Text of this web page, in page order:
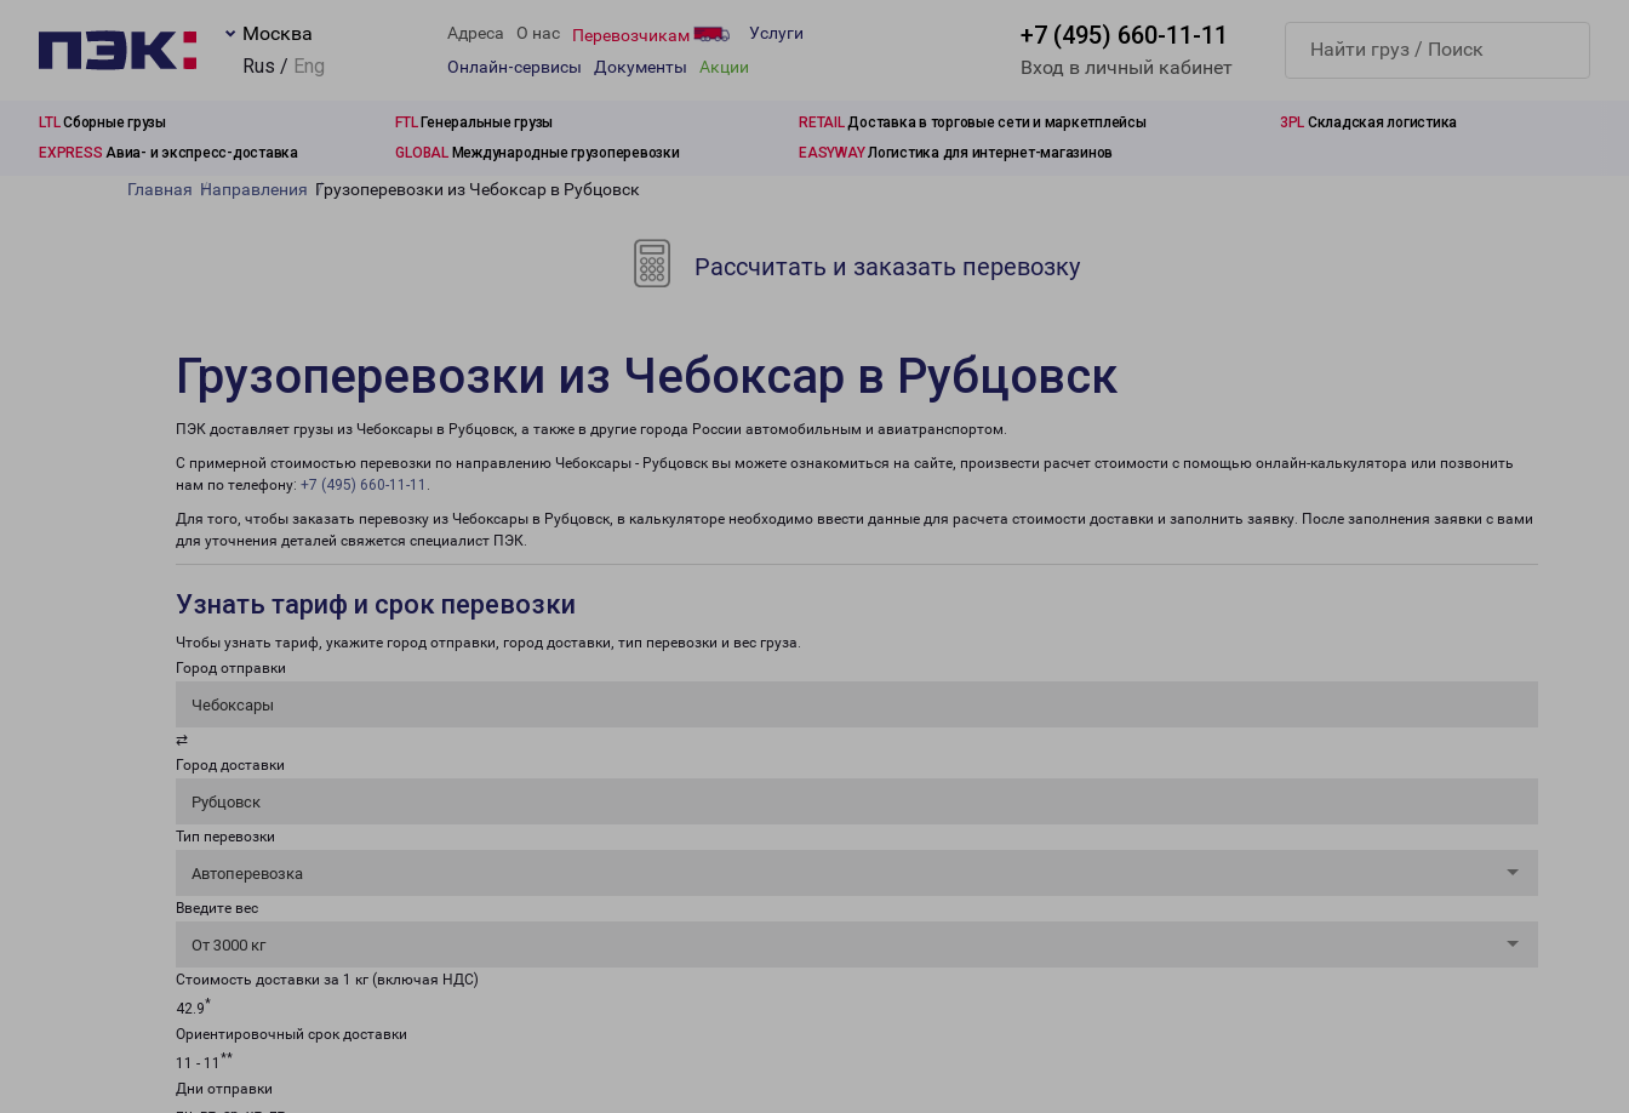
Москва
Rus / Eng
Адреса О нас Перевозчикам
Услуги
Онлайн-сервисы
Документы Акции
+7 (495) 660-11-11
Вход в личный кабинет
LTLСборные грузы FTLГенеральные грузы RETAILДоставка в торговые сети и маркетплейсы 3PL Складская логистика
EXPRESS Авиа- и экспресс-доставка GLOBALМеждународные грузоперевозки EASYWAYЛогистика для интернет-магазинов
Главная Направления Грузоперевозки из Чебоксар в Рубцовск
Рассчитать и заказать перевозку
Грузоперевозки из Чебоксар в Рубцовск
ПЭК доставляет грузы из Чебоксары в Рубцовск, а также в другие города России автомобильным и авиатранспортом.
С примерной стоимостью перевозки по направлению Чебоксары - Рубцовск вы можете ознакомиться на сайте, произвести расчет стоимости с помощью онлайн-калькулятора или позвонить
нам по телефону: +7 (495) 660-11-11 .
Для того, чтобы заказать перевозку из Чебоксары в Рубцовск, в калькуляторе необходимо ввести данные для расчета стоимости доставки и заполнить заявку. После заполнения заявки с вами
для уточнения деталей свяжется специалист ПЭК.
Узнать тариф и срок перевозки
Чтобы узнать тариф, укажите город отправки, город доставки, тип перевозки и вес груза.
Город отправки
Чебоксары
⇄
Город доставки
Рубцовск
Тип перевозки
Автоперевозка
Введите вес
От 3000 кг
Стоимость доставки за 1 кг (включая НДС)
42.9*
Ориентировочный срок доставки
11 - 11 **
Дни отправки